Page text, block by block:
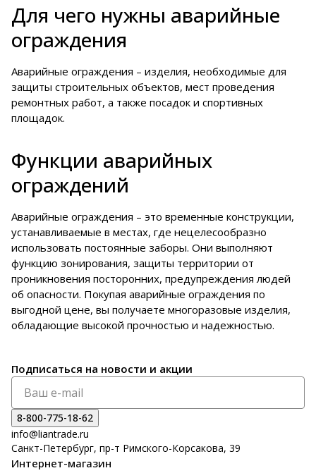
Для чего нужны аварийные
ограждения
Аварийные ограждения – изделия, необходимые для
защиты строительных объектов, мест проведения
ремонтных работ, а также посадок и спортивных
площадок.
Функции аварийных
ограждений
Аварийные ограждения – это временные конструкции,
устанавливаемые в местах, где нецелесообразно
использовать постоянные заборы. Они выполняют
функцию зонирования, защиты территории от
проникновения посторонних, предупреждения людей
об опасности. Покупая аварийные ограждения по
выгодной цене, вы получаете многоразовые изделия,
обладающие высокой прочностью и надежностью.
Подписаться на новости и акции
8-800-775-18-62
info@liantrade.ru
Санкт-Петербург, пр-т Римского-Корсакова, 39
Интернет-магазин